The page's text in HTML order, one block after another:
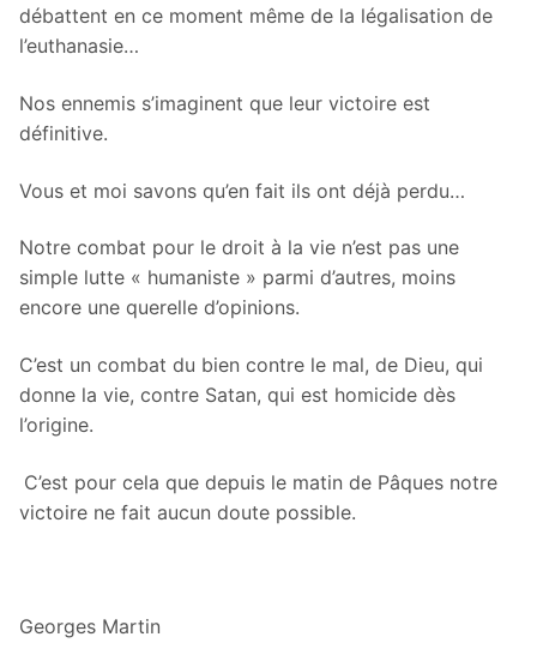
débattent en ce moment même de la légalisation de
l’euthanasie…
Nos ennemis s’imaginent que leur victoire est
définitive.
Vous et moi savons qu’en fait ils ont déjà perdu…
Notre combat pour le droit à la vie n’est pas une
simple lutte « humaniste » parmi d’autres, moins
encore une querelle d’opinions.
C’est un combat du bien contre le mal, de Dieu, qui
donne la vie, contre Satan, qui est homicide dès
l’origine.
C’est pour cela que depuis le matin de Pâques notre
victoire ne fait aucun doute possible.
Georges Martin